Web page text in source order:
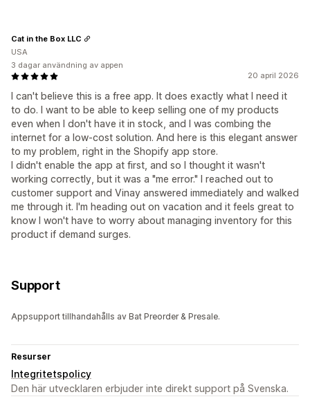
20 april 2026
I can't believe this is a free app. It does exactly what I need it
to do. I want to be able to keep selling one of my products
even when I don't have it in stock, and I was combing the
internet for a low-cost solution. And here is this elegant answer
to my problem, right in the Shopify app store.
I didn't enable the app at first, and so I thought it wasn't
working correctly, but it was a "me error." I reached out to
customer support and Vinay answered immediately and walked
me through it. I'm heading out on vacation and it feels great to
know I won't have to worry about managing inventory for this
product if demand surges.
Cat in the Box LLC
USA
3 dagar användning av appen
Support
Appsupport tillhandahålls av Bat Preorder & Presale.
Resurser
Integritetspolicy
Den här utvecklaren erbjuder inte direkt support på Svenska.